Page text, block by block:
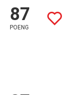
87
POENG